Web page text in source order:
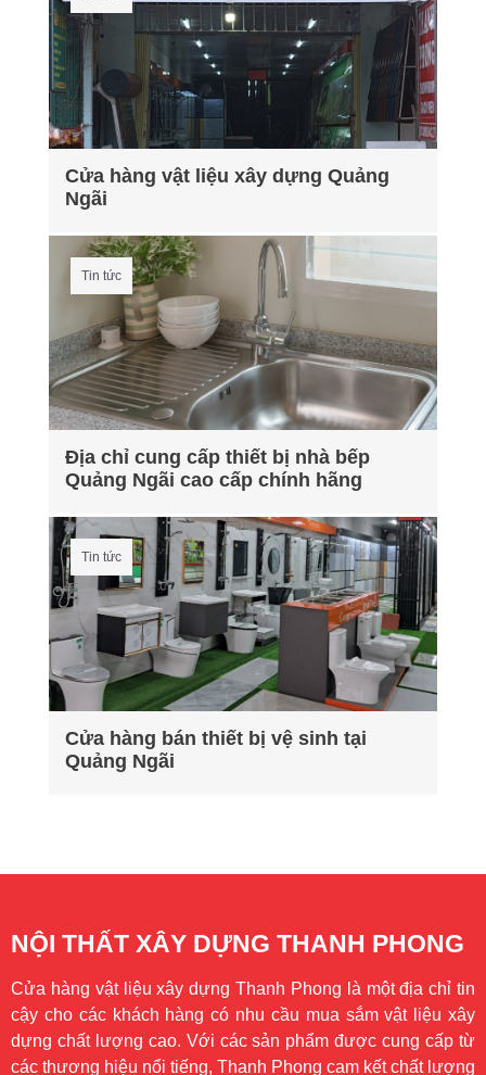
Cửa hàng vật liệu xây dựng Quảng
Ngãi
Tin tức
Địa chỉ cung cấp thiết bị nhà bếp
Quảng Ngãi cao cấp chính hãng
Tin tức
Cửa hàng bán thiết bị vệ sinh tại
Quảng Ngãi
NỘI THẤT XÂY DỰNG THANH PHONG
Cửa hàng vật liệu xây dựng Thanh Phong là một địa chỉ tin
cậy cho các khách hàng có nhu cầu mua sắm vật liệu xây
dựng chất lượng cao. Với các sản phẩm được cung cấp từ
các thương hiệu nổi tiếng, Thanh Phong cam kết chất lượng